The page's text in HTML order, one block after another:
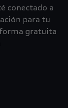
conectado a
para tu
gratuita